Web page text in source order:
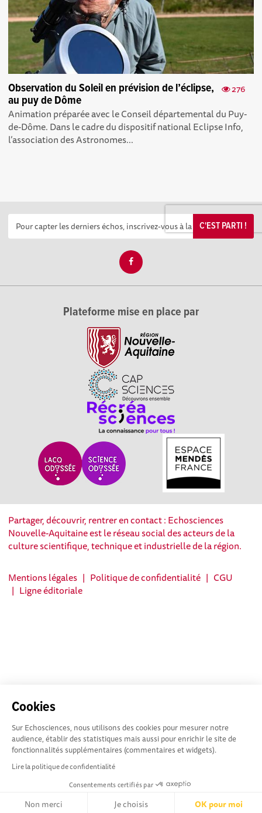
Cookies
Sur Echosciences, nous utilisons des cookies pour mesurer notre
audience, établir des statistiques mais aussi pour enrichir le site de
fonctionnalités supplémentaires (commentaires et widgets).
Lire la politique de confidentialité
Consentements certifiés par
Non merci Je choisis OK pour moi
276
Observation du Soleil en prévision de l’éclipse,
au puy de Dôme
Animation préparée avec le Conseil départemental du Puy-
de-Dôme. Dans le cadre du dispositif national Eclipse Info,
l’association des Astronomes...
C'EST PARTI !
Plateforme mise en place par
Partager, découvrir, rentrer en contact : Echosciences
Nouvelle-Aquitaine est le réseau social des acteurs de la
culture scientifique, technique et industrielle de la région.
Mentions légales | Politique de confidentialité | CGU
| Ligne éditoriale